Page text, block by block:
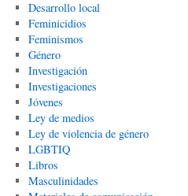
Desarrollo local
Feminicidios
Feminismos
Género
Investigación
Investigaciones
Jóvenes
Ley de medios
Ley de violencia de género
LGBTIQ
Libros
Masculinidades